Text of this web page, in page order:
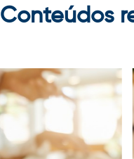
Conteúdos